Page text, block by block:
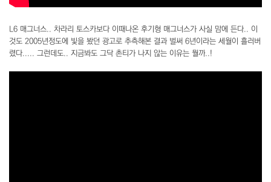
L6 매그너스.. 차라리 토스카보다 이때나온 후기형 매그너스가 사실 맘에 든다.. 이
것도 2005년정도에 빛을 봤던 광고로 추측해본 결과 벌써 6년이라는 세월이 흘러버
렸다..... 그런데도.. 지금봐도 그닥 촌티가 나지 않는 이유는 뭘까..!